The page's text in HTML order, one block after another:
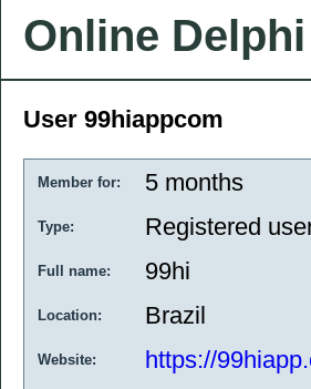
Online
User 99hiappcom
Member for: 5 months
Type: Registered
Full name: 99hi
Location: Brazil
Website: https://